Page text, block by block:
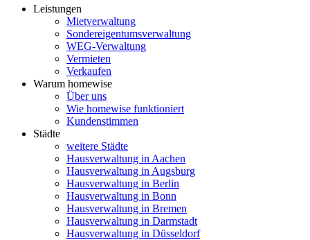
Leistungen
Mietverwaltung
Sondereigentumsverwaltung
WEG-Verwaltung
Vermieten
Verkaufen
Warum homewise
Über uns
Wie homewise funktioniert
Kundenstimmen
Städte
weitere Städte
Hausverwaltung in Aachen
Hausverwaltung in Augsburg
Hausverwaltung in Berlin
Hausverwaltung in Bonn
Hausverwaltung in Bremen
Hausverwaltung in Darmstadt
Hausverwaltung in Düsseldorf